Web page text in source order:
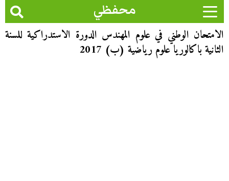
محفظي
الامتحان الوطني في علوم المهندس الدورة الاستدراكية للسنة
الثانية باكالوريا علوم رياضية (ب) 2017